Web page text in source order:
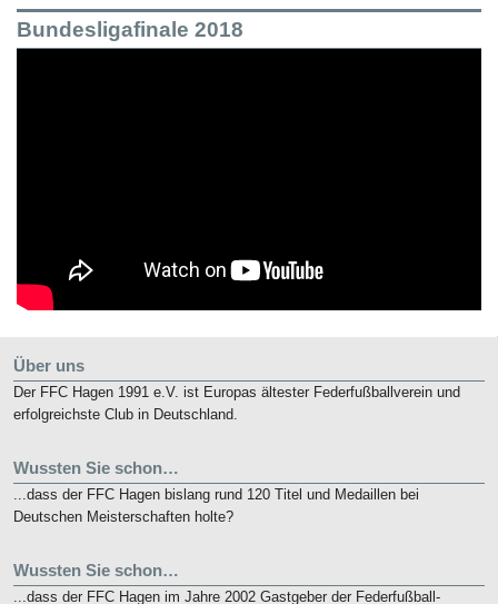
Bundesligafinale 2018
Über uns
Der FFC Hagen 1991 e.V. ist Europas ältester Federfußballverein und
erfolgreichste Club in Deutschland.
Wussten Sie schon…
...dass der FFC Hagen bislang rund 120 Titel und Medaillen bei
Deutschen Meisterschaften holte?
Wussten Sie schon…
...dass der FFC Hagen im Jahre 2002 Gastgeber der Federfußball-